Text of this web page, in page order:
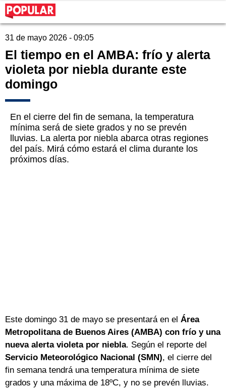
31 de mayo 2026 - 09:05
El tiempo en el AMBA: frío y alerta
violeta por niebla durante este
domingo
En el cierre del fin de semana, la temperatura
mínima será de siete grados y no se prevén
lluvias. La alerta por niebla abarca otras regiones
del país. Mirá cómo estará el clima durante los
próximos días.
Este domingo 31 de mayo se presentará en el Área
Metropolitana de Buenos Aires (AMBA) con frío y una
nueva alerta violeta por niebla. Según el reporte del
Servicio Meteorológico Nacional (SMN), el cierre del
fin semana tendrá una temperatura mínima de siete
grados y una máxima de 18ºC, y no se prevén lluvias.